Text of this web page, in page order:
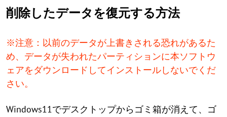
削除したデータを復元する方法
※注意：以前のデータが上書きされる恐れがあるた
め、データが失われたパーティションに本ソフトウ
ェアをダウンロードしてインストールしないでくだ
さい。
Windows11でデスクトップからゴミ箱が消えて、ゴ